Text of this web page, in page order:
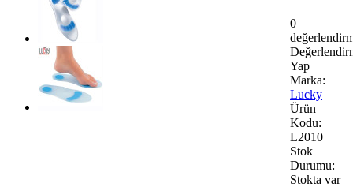
0
Yap
Marka:
Lucky
Ürün
Kodu:
L2010
Stok
Durumu:
Stokta var